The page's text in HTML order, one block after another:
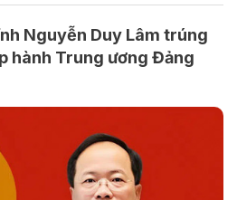
Nguyễn Duy Lâm trúng
hành Trung ương Đảng